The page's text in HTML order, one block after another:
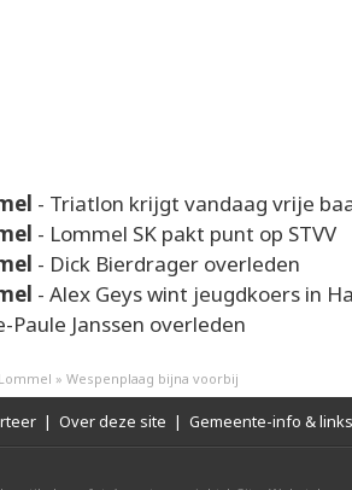
- Triatlon krijgt vandaag vrije
- Lommel SK pakt punt op STVV
- Dick Bierdrager overleden
- Alex Geys wint jeugdkoers in
Paule Janssen overleden
Lommel » Wespenplaag bijna voorbij
| Over deze site | Gemeente-info & links